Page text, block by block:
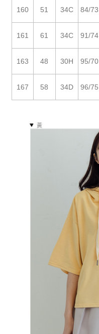
160 51 34C 84/73
161 61 34C 91/74
163 48 30H 95/70
167 58 34D 96/75